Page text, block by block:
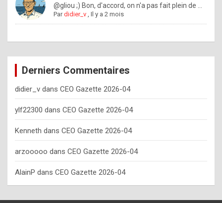
w
o
e
y
o
u
s
h
o
@gliou ;) Bon, d'accord, on n'a pas fait plein de ...
Pardidier_v ,Il y a 2 mois
Derniers Commentaires
didier_v dans CEO Gazette 2026-04
ylf22300 dans CEO Gazette 2026-04
Kenneth dans CEO Gazette 2026-04
arzooooo dans CEO Gazette 2026-04
AlainP dans CEO Gazette 2026-04